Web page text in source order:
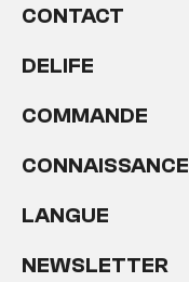
CONTACT
DELIFE
COMMANDE
CONNAISSANCE
LANGUE
NEWSLETTER